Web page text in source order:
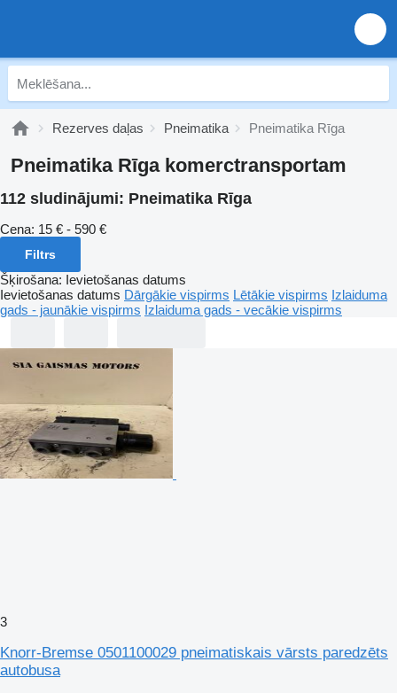
Rezerves daļas Pneimatika Pneimatika Rīga
Pneimatika Rīga komerctransportam
112 sludinājumi: Pneimatika Rīga
Cena: 15 € - 590 €
Filtrs
Šķirošana: Ievietošanas datums
Ievietošanas datums Dārgākie vispirms Lētākie vispirms Izlaiduma
gads - jaunākie vispirms Izlaiduma gads - vecākie vispirms
3
Knorr-Bremse 0501100029 pneimatiskais vārsts paredzēts
autobusa